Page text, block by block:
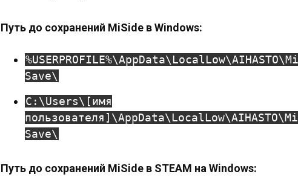
Путь до сохранений MiSide в Windows:
Save\
C:\Users\[имя
Save\
Путь до сохранений MiSide в STEAM на Windows: